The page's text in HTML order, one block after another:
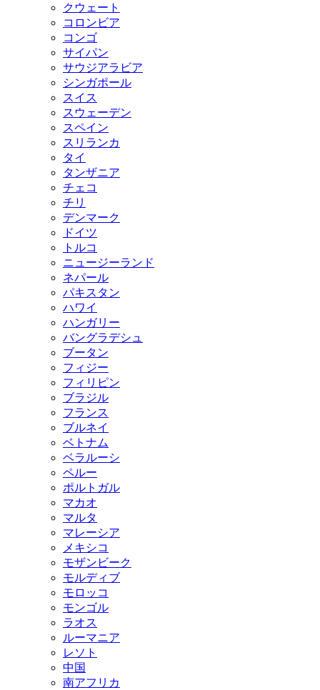
クウェート
コロンビア
コンゴ
サイパン
サウジアラビア
シンガポール
スイス
スウェーデン
スペイン
スリランカ
タイ
タンザニア
チェコ
チリ
デンマーク
ドイツ
トルコ
ニュージーランド
ネパール
パキスタン
ハワイ
ハンガリー
バングラデシュ
ブータン
フィジー
フィリピン
ブラジル
フランス
ブルネイ
ベトナム
ベラルーシ
ペルー
ポルトガル
マカオ
マルタ
マレーシア
メキシコ
モザンビーク
モルディブ
モロッコ
モンゴル
ラオス
ルーマニア
レソト
中国
南アフリカ